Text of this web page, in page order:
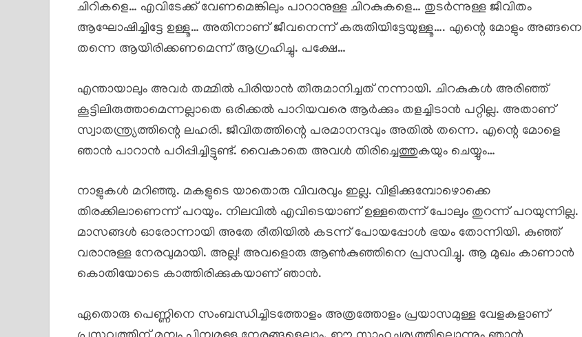
ചിറികളെ… എവിടേക്ക് വേണമെങ്കിലും പാറാനുള്ള ചിറകുകളെ… തുടർന്നുള്ള ജീവിതം
ആഘോഷിച്ചിട്ടേ ഉള്ളൂ… അതിനാണ് ജീവനെന്ന് കരുതിയിട്ടേയുള്ളൂ…. എന്റെ മോളും അങ്ങനെ
തന്നെ ആയിരിക്കണമെന്ന് ആഗ്രഹിച്ചു. പക്ഷേ…
എന്തായാലും അവർ തമ്മിൽ പിരിയാൻ തീരുമാനിച്ചത് നന്നായി. ചിറകുകൾ അരിഞ്ഞ്
കൂട്ടിലിരുത്താമെന്നല്ലാതെ ഒരിക്കൽ പാറിയവരെ ആർക്കും തളച്ചിടാൻ പറ്റില്ല. അതാണ്
സ്വാതന്ത്ര്യത്തിന്റെ ലഹരി. ജീവിതത്തിന്റെ പരമാനന്ദവും അതിൽ തന്നെ. എന്റെ മോളെ
ഞാൻ പാറാൻ പഠിപ്പിച്ചിട്ടുണ്ട്. വൈകാതെ അവൾ തിരിച്ചെത്തുകയും ചെയ്യും…
നാളുകൾ മറിഞ്ഞു. മകളുടെ യാതൊരു വിവരവും ഇല്ല. വിളിക്കുമ്പോഴൊക്കെ
തിരക്കിലാണെന്ന് പറയും. നിലവിൽ എവിടെയാണ് ഉള്ളതെന്ന് പോലും തുറന്ന് പറയുന്നില്ല.
മാസങ്ങൾ ഓരോന്നായി അതേ രീതിയിൽ കടന്ന് പോയപ്പോൾ ഭയം തോന്നിയി. കുഞ്ഞ്
വരാനുള്ള നേരവുമായി. അല്ല! അവളൊരു ആൺകുഞ്ഞിനെ പ്രസവിച്ചു. ആ മുഖം കാണാൻ
കൊതിയോടെ കാത്തിരിക്കുകയാണ് ഞാൻ.
ഏതൊരു പെണ്ണിനെ സംബന്ധിച്ചിടത്തോളം അത്രത്തോളം പ്രയാസമുള്ള വേളകളാണ്